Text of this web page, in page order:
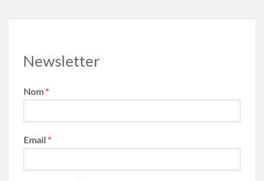
Newsletter
Nom *
Email *